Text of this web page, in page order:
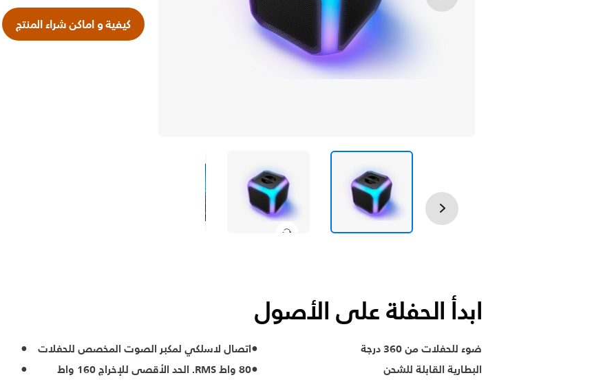
كيفية و اماكن شراء المنتج
ابدأ الحفلة على الأصول
ضوء للحفلات من 360 درجة
اتصال لاسلكي لمكبر الصوت المخصص للحفلات
البطارية القابلة للشحن
80 واط RMS. الحد الأقصى للإخراج 160 واط